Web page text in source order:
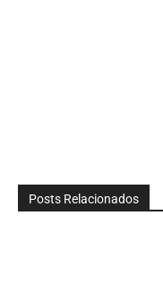
Posts Relacionados